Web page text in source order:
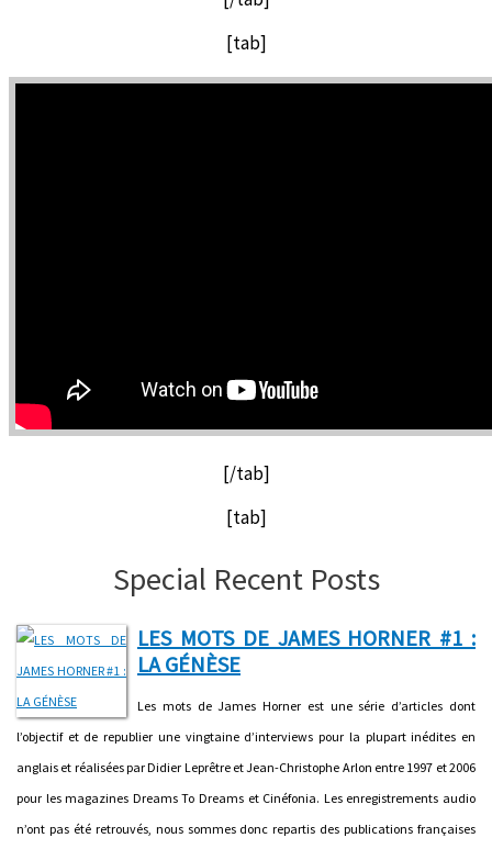
[tab]
[/tab]
[tab]
Special Recent Posts
LES MOTS DE JAMES HORNER #1 :
LA GÉNÈSE
Les mots de James Horner est une série d’articles dont
l’objectif et de republier une vingtaine d’interviews pour la plupart inédites en
anglais et réalisées par Didier Leprêtre et Jean-Christophe Arlon entre 1997 et 2006
pour les magazines Dreams To Dreams et Cinéfonia. Les enregistrements audio
n’ont pas été retrouvés, nous sommes donc repartis des publications françaises